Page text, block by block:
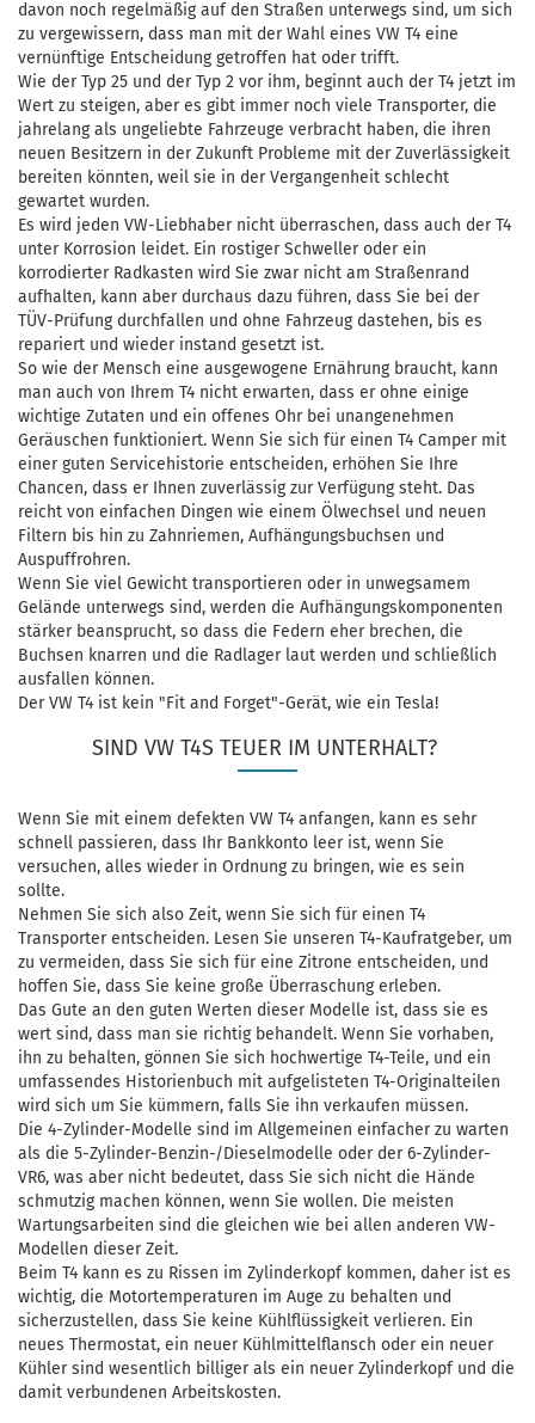
davon noch regelmäßig auf den Straßen unterwegs sind, um sich
zu vergewissern, dass man mit der Wahl eines VW T4 eine
vernünftige Entscheidung getroffen hat oder trifft.
Wie der Typ 25 und der Typ 2 vor ihm, beginnt auch der T4 jetzt im
Wert zu steigen, aber es gibt immer noch viele Transporter, die
jahrelang als ungeliebte Fahrzeuge verbracht haben, die ihren
neuen Besitzern in der Zukunft Probleme mit der Zuverlässigkeit
bereiten könnten, weil sie in der Vergangenheit schlecht
gewartet wurden.
Es wird jeden VW-Liebhaber nicht überraschen, dass auch der T4
unter Korrosion leidet. Ein rostiger Schweller oder ein
korrodierter Radkasten wird Sie zwar nicht am Straßenrand
aufhalten, kann aber durchaus dazu führen, dass Sie bei der
TÜV-Prüfung durchfallen und ohne Fahrzeug dastehen, bis es
repariert und wieder instand gesetzt ist.
So wie der Mensch eine ausgewogene Ernährung braucht, kann
man auch von Ihrem T4 nicht erwarten, dass er ohne einige
wichtige Zutaten und ein offenes Ohr bei unangenehmen
Geräuschen funktioniert. Wenn Sie sich für einen T4 Camper mit
einer guten Servicehistorie entscheiden, erhöhen Sie Ihre
Chancen, dass er Ihnen zuverlässig zur Verfügung steht. Das
reicht von einfachen Dingen wie einem Ölwechsel und neuen
Filtern bis hin zu Zahnriemen, Aufhängungsbuchsen und
Auspuffrohren.
Wenn Sie viel Gewicht transportieren oder in unwegsamem
Gelände unterwegs sind, werden die Aufhängungskomponenten
stärker beansprucht, so dass die Federn eher brechen, die
Buchsen knarren und die Radlager laut werden und schließlich
ausfallen können.
Der VW T4 ist kein "Fit and Forget"-Gerät, wie ein Tesla!
SIND VW T4S TEUER IM UNTERHALT?
Wenn Sie mit einem defekten VW T4 anfangen, kann es sehr
schnell passieren, dass Ihr Bankkonto leer ist, wenn Sie
versuchen, alles wieder in Ordnung zu bringen, wie es sein
sollte.
Nehmen Sie sich also Zeit, wenn Sie sich für einen T4
Transporter entscheiden. Lesen Sie unseren T4-Kaufratgeber, um
zu vermeiden, dass Sie sich für eine Zitrone entscheiden, und
hoffen Sie, dass Sie keine große Überraschung erleben.
Das Gute an den guten Werten dieser Modelle ist, dass sie es
wert sind, dass man sie richtig behandelt. Wenn Sie vorhaben,
ihn zu behalten, gönnen Sie sich hochwertige T4-Teile, und ein
umfassendes Historienbuch mit aufgelisteten T4-Originalteilen
wird sich um Sie kümmern, falls Sie ihn verkaufen müssen.
Die 4-Zylinder-Modelle sind im Allgemeinen einfacher zu warten
als die 5-Zylinder-Benzin-/Dieselmodelle oder der 6-Zylinder-
VR6, was aber nicht bedeutet, dass Sie sich nicht die Hände
schmutzig machen können, wenn Sie wollen. Die meisten
Wartungsarbeiten sind die gleichen wie bei allen anderen VW-
Modellen dieser Zeit.
Beim T4 kann es zu Rissen im Zylinderkopf kommen, daher ist es
wichtig, die Motortemperaturen im Auge zu behalten und
sicherzustellen, dass Sie keine Kühlflüssigkeit verlieren. Ein
neues Thermostat, ein neuer Kühlmittelflansch oder ein neuer
Kühler sind wesentlich billiger als ein neuer Zylinderkopf und die
damit verbundenen Arbeitskosten.